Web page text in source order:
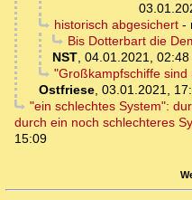
historisch abgesichert-
Bis Dotterbart die
NST, 04.01.2021, 02:48
"Großkampfschiffe
Ostfriese, 03.01.2021,
"ein schlechtes System":
durch ein noch schlechteres
15:09